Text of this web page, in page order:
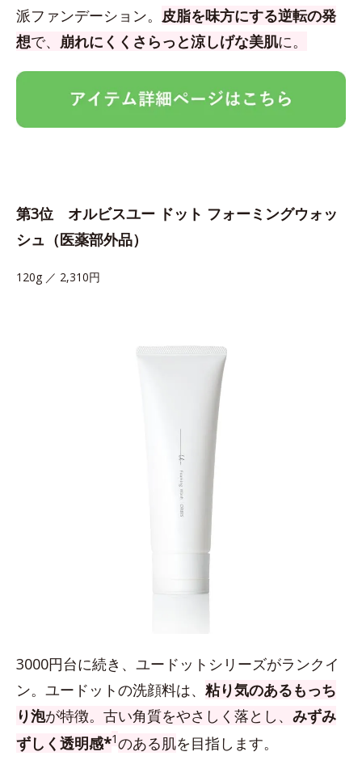
派ファンデーション。 皮脂を味方にする逆転の発
想で、 崩れにくくさらっと涼しげな美肌に。
第3位 オルビスユー ドット フォーミングウォッ
シュ（医薬部外品）
120g ／ 2,310円
3000円台に続き、ユードットシリーズがランクイ
ン。ユードットの洗顔料は、 粘り気のあるもっち
り泡が特徴。古い角質をやさしく落とし、 みずみ
ずしく透明感*1のある肌を目指します。